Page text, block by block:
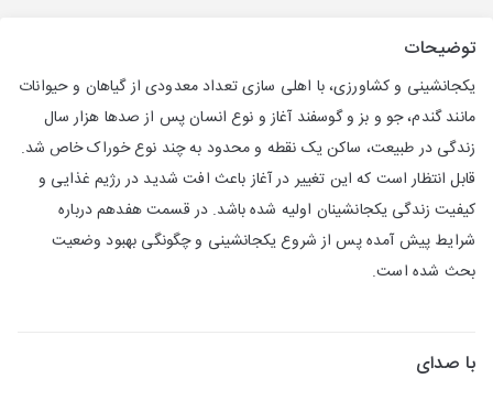
توضیحات
یکجانشینی و کشاورزی، با اهلی سازی تعداد معدودی از گیاهان و حیوانات
مانند گندم، جو و بز و گوسفند آغاز و نوع انسان پس از صدها هزار سال
زندگی در طبیعت، ساکن یک نقطه و محدود به چند نوع خوراک خاص شد.
قابل انتظار است که این تغییر در آغاز باعث افت شدید در رژیم غذایی و
کیفیت زندگی یکجانشینان اولیه شده باشد. در قسمت هفدهم درباره
شرایط پیش آمده پس از شروع یکجانشینی و چگونگی بهبود وضعیت
بحث شده است.
با صدای